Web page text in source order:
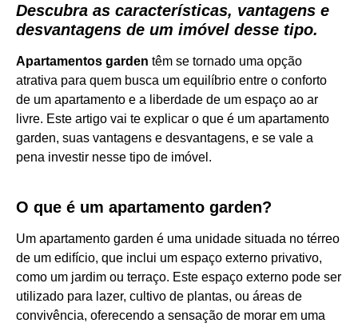
Descubra as características, vantagens e
desvantagens de um imóvel desse tipo.
Apartamentos garden têm se tornado uma opção
atrativa para quem busca um equilíbrio entre o conforto
de um apartamento e a liberdade de um espaço ao ar
livre. Este artigo vai te explicar o que é um apartamento
garden, suas vantagens e desvantagens, e se vale a
pena investir nesse tipo de imóvel.
O que é um apartamento garden?
Um apartamento garden é uma unidade situada no térreo
de um edifício, que inclui um espaço externo privativo,
como um jardim ou terraço. Este espaço externo pode ser
utilizado para lazer, cultivo de plantas, ou áreas de
convivência, oferecendo a sensação de morar em uma